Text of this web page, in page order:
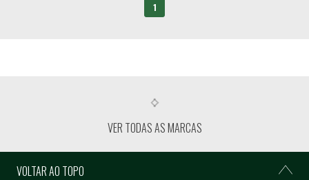
1
VER TODAS AS MARCAS
VOLTAR AO TOPO